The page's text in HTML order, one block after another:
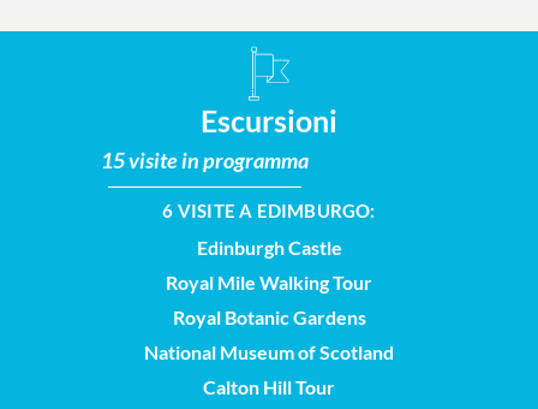
Escursioni
15 visite in programma
6 VISITE A EDIMBURGO:
Edinburgh Castle
Royal Mile Walking Tour
Royal Botanic Gardens
National Museum of Scotland
Calton Hill Tour